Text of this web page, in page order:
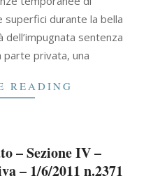
durante la bella
dell’impugnata sentenza
parte privata, una
READING
– Sezione IV –
– 1/6/2011 n.2371